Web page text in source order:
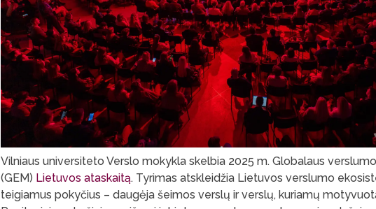
Vilniaus universiteto Verslo mokykla skelbia 2025 m. Globalaus
(GEM) Lietuvos ataskaitą. Tyrimas atskleidžia Lietuvos verslumo
teigiamus pokyčius – daugėja šeimos verslų ir verslų, kuriamų